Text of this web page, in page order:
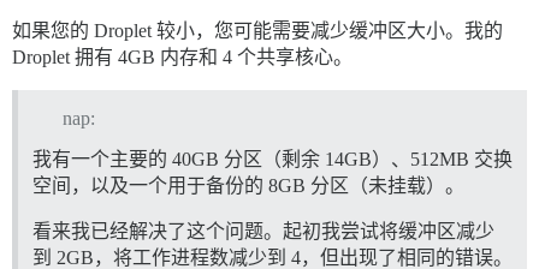
如果您的 Droplet 较小，您可能需要减少缓冲区大小。我的
Droplet 拥有 4GB 内存和 4 个共享核心。
nap:
我有一个主要的 40GB 分区（剩余 14GB）、512MB 交换
空间，以及一个用于备份的 8GB 分区（未挂载）。
看来我已经解决了这个问题。起初我尝试将缓冲区减少
到 2GB，将工作进程数减少到 4，但出现了相同的错误。